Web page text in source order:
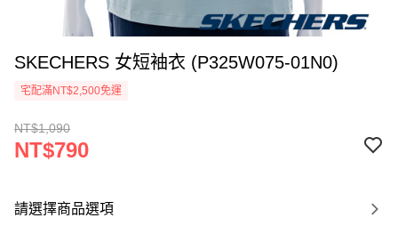
SKECHERS 女短袖衣 (P325W075-01N0)
宅配滿NT$2,500免運
NT$1,090
NT$790
請選擇商品選項